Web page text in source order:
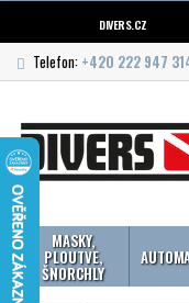
DIVERS.CZ
Telefon: +420 222 947
MASKY,
PLOUTVE,
ŠNORCHLY